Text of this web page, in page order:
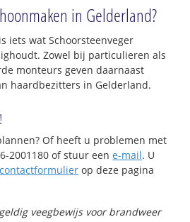
in Gelderland?
iets wat Schoorsteenveger
Zowel bij particulieren als
monteurs geven daarnaast
haardbezitters in Gelderland.
Of heeft u problemen met
2001180 of stuur eene-mail. U
contactformulier op deze pagina
veegbewijs voor brandweer